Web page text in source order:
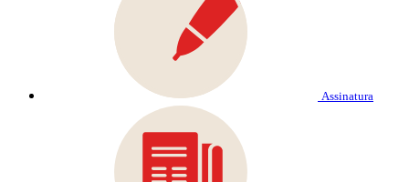
Assinatura